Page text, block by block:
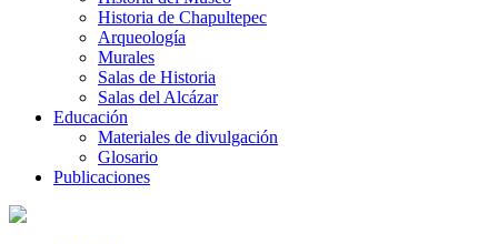
Historia de Chapultepec
Arqueología
Murales
Salas de Historia
Salas del Alcázar
Educación
Materiales de divulgación
Glosario
Publicaciones